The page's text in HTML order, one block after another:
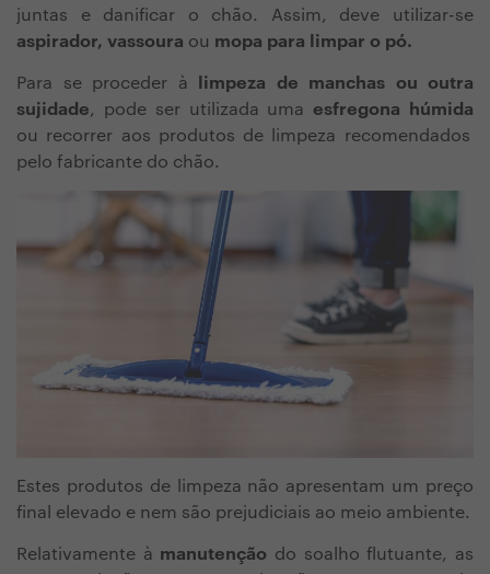
juntas e danificar o chão. Assim, deve utilizar-se
aspirador, vassoura ou mopa para limpar o pó.
Para se proceder à
limpeza de manchas ou outra
sujidade, pode ser utilizada uma esfregona húmida
ou recorrer aos produtos de limpeza recomendados
pelo fabricante do chão.
Estes produtos de limpeza não apresentam um preço
final elevado e nem são prejudiciais ao meio ambiente.
Relativamente à manutenção do soalho flutuante, as